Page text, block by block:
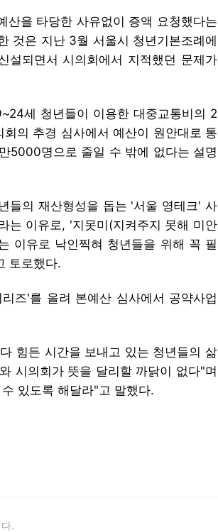
산을 타당한 사유없이 증액 요청했다는
것은 지난 3월 서울시 청년기본조례에
설되면서 시의회에서 지적했던 문제가
세 청년들이 이용한 대중교통비의 2
의 추경 심사에서 예산이 원안대로 통
5000명으로 줄일 수 밖에 없다는 설명
들의 재산형성을 돕는 '서울 영테크' 사
는 이유로, '지못미(지켜주지 못해 미안
이유로 낙인찍혀 청년들을 위해 꼭 필
토로했다.
즈'를 올려 본예산 심사에서 공약사업
힘든 시간을 보내고 있는 청년들의 삶
시의회가 뜻을 달리할 까닭이 없다"며
있도록 해달라"고 말했다.
.